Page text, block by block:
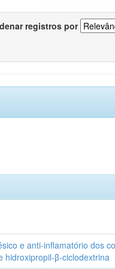
registros por
e anti-inflamatório dos
hidroxipropil-β-ciclodextrina